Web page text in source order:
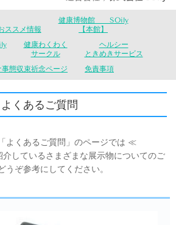
ススメ情報
健康博物館 SOily
【本館】
健康わくわく
サークル
ヘルシー
ときめきサービス
態収束祈念ページ
免責事項
よくあるご質問
よくあるご質問」のページでは ≪
しているさまざまな展示物についてのご
うぞ参考にしてください。